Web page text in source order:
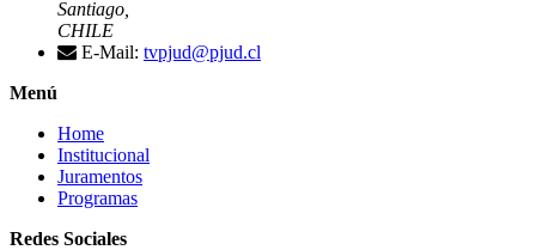
Santiago,
CHILE
E-Mail: tvpjud@pjud.cl
Menú
Home
Institucional
Juramentos
Programas
Redes Sociales